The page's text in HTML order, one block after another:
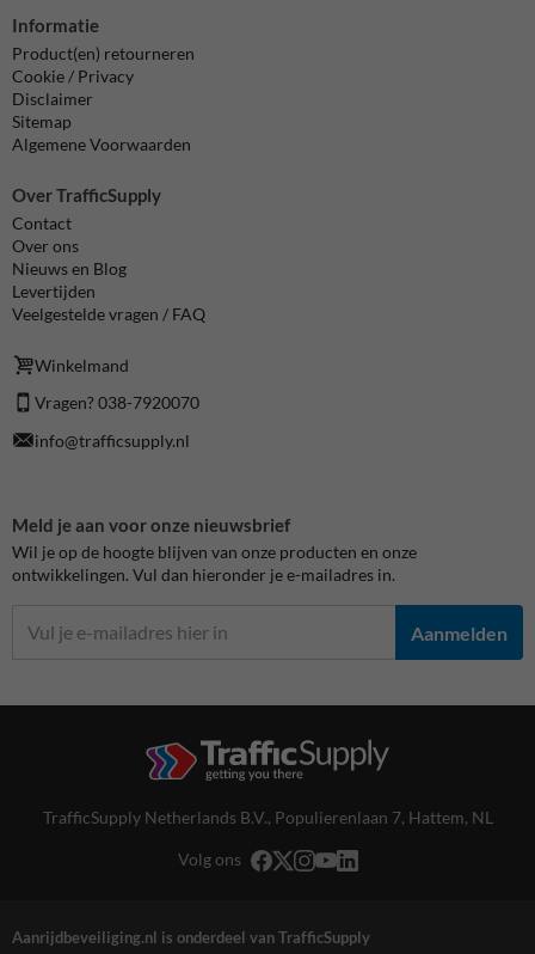
Informatie
Product(en) retourneren
Cookie / Privacy
Disclaimer
Sitemap
Algemene Voorwaarden
Over TrafficSupply
Contact
Over ons
Nieuws en Blog
Levertijden
Veelgestelde vragen / FAQ
Winkelmand
Vragen? 038-7920070
info@trafficsupply.nl
Meld je aan voor onze nieuwsbrief
Wil je op de hoogte blijven van onze producten en onze
ontwikkelingen. Vul dan hieronder je e-mailadres in.
Aanmelden
TrafficSupply Netherlands B.V., Populierenlaan 7, Hattem, NL
Volg ons
Aanrijdbeveiliging.nl is onderdeel van TrafficSupply